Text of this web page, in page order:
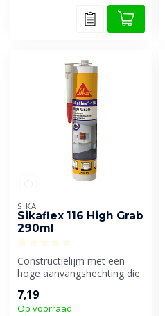
SIKA
Sikaflex 116 High Grab
290ml
Constructielijm met een
hoge aanvangshechting die
bouwmaterial...
7,19
Op voorraad